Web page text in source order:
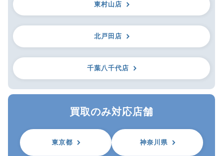
東村山店
北戸田店
千葉八千代店
買取のみ対応店舗
東京都 神奈川県